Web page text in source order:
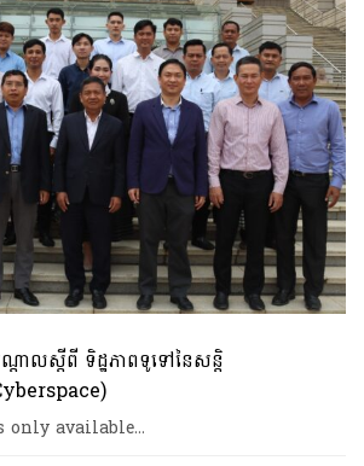
ាលស្តីពី ទិដ្ឋភាពទូទៅនៃសន្តិ
only available…